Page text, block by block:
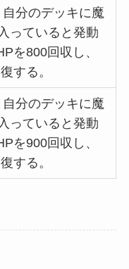
分のデッキに魔
っていると発動
を800回収し、
する。
分のデッキに魔
っていると発動
を900回収し、
する。